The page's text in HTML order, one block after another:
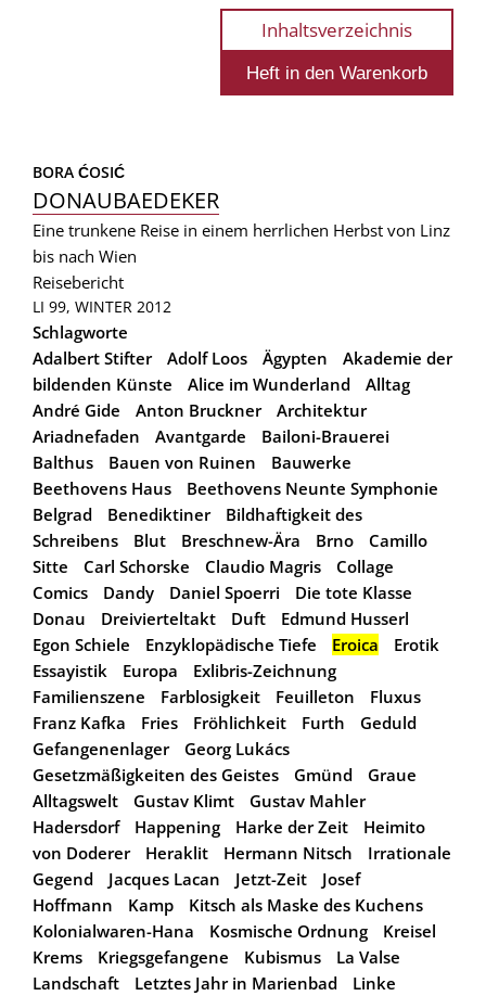
Inhaltsverzeichnis
BORA ĆOSIĆ
DONAUBAEDEKER
Eine trunkene Reise in einem herrlichen Herbst von Linz
bis nach Wien
Reisebericht
LI 99, WINTER 2012
Schlagworte
Adalbert Stifter
Adolf Loos Ägypten
Akademie der
bildenden Künste
Alice im Wunderland
Alltag
André Gide
Anton Bruckner
Architektur
Ariadnefaden
Avantgarde
Bailoni-Brauerei
Balthus
Bauen von Ruinen
Bauwerke
Beethovens Haus
Beethovens Neunte Symphonie
Belgrad
Benediktiner
Bildhaftigkeit des
Schreibens
Blut Breschnew-Ära Brno
Camillo
Sitte
Carl Schorske Claudio Magris
Collage
Comics
Dandy Daniel Spoerri
Die tote Klasse
Donau
Dreivierteltakt Duft
Edmund Husserl
Egon Schiele
Enzyklopädische Tiefe Eroica
Erotik
Essayistik
Europa
Exlibris-Zeichnung
Familienszene
Farblosigkeit Feuilleton
Fluxus
Franz Kafka
Fries Fröhlichkeit Furth
Geduld
Gefangenenlager
Georg Lukács
Gesetzmäßigkeiten des Geistes
Gmünd
Graue
Alltagswelt
Gustav Klimt
Gustav Mahler
Hadersdorf
Happening Harke der Zeit
Heimito
von Doderer
Heraklit Hermann Nitsch
Irrationale
Gegend
Jacques Lacan Jetzt-Zeit
Josef
Hoffmann
Kamp
Kitsch als Maske des Kuchens
Kolonialwaren-Hana
Kosmische Ordnung
Kreisel
Krems
Kriegsgefangene Kubismus
La Valse
Landschaft
Letztes Jahr in Marienbad
Linke